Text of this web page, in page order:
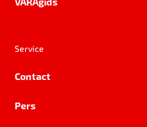
Service
Contact
Pers